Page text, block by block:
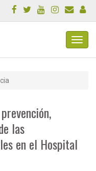
las
en el Hospital